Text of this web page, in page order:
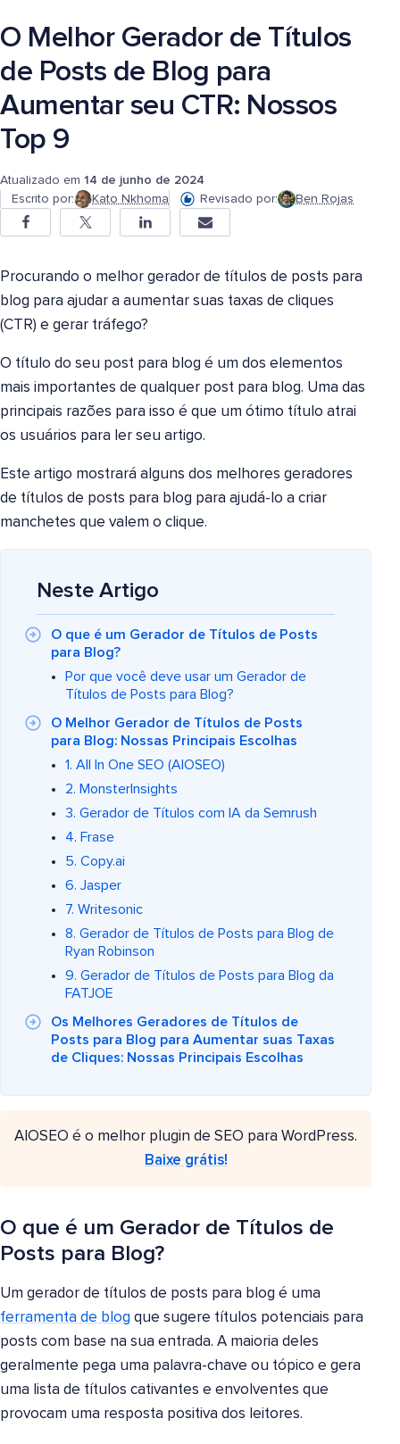
O Melhor Gerador de Títulos
de Posts de Blog para
Aumentar seu CTR: Nossos
Top 9
Atualizado em 14 de junho de 2024
Escrito por:
Kato Nkhoma Revisado por: Ben Rojas
Procurando o melhor gerador de títulos de posts para
blog para ajudar a aumentar suas taxas de cliques
(CTR) e gerar tráfego?
O título do seu post para blog é um dos elementos
mais importantes de qualquer post para blog. Uma das
principais razões para isso é que um ótimo título atrai
os usuários para ler seu artigo.
Este artigo mostrará alguns dos melhores geradores
de títulos de posts para blog para ajudá-lo a criar
manchetes que valem o clique.
Neste Artigo
O que é um Gerador de Títulos de Posts
para Blog?
Por que você deve usar um Gerador de
Títulos de Posts para Blog?
O Melhor Gerador de Títulos de Posts
para Blog: Nossas Principais Escolhas
1. All In One SEO (AIOSEO)
2. MonsterInsights
3. Gerador de Títulos com IA da Semrush
4. Frase
5. Copy.ai
6. Jasper
7. Writesonic
8. Gerador de Títulos de Posts para Blog de
Ryan Robinson
9. Gerador de Títulos de Posts para Blog da
FATJOE
Os Melhores Geradores de Títulos de
Posts para Blog para Aumentar suas Taxas
de Cliques: Nossas Principais Escolhas
AIOSEO é o melhor plugin de SEO para WordPress.
Baixe grátis!
O que é um Gerador de Títulos de
Posts para Blog?
Um gerador de títulos de posts para blog é uma
ferramenta de blog que sugere títulos potenciais para
posts com base na sua entrada. A maioria deles
geralmente pega uma palavra-chave ou tópico e gera
uma lista de títulos cativantes e envolventes que
provocam uma resposta positiva dos leitores.